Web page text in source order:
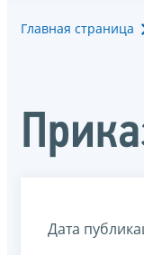
Главная страница
Дата